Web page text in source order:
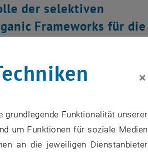
der selektiven
Frameworks für die
×
grundlegende Funktionalität unserer
um Funktionen für soziale Medien
an die jeweiligen Dienstanbieter